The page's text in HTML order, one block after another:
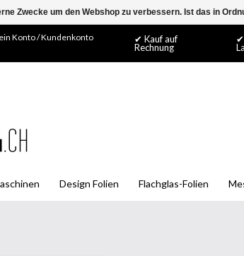
Konto / Kundenkonto
✔ Kauf auf
Rechnung
✔
Design Folien Flachglas-Folien
Zwecke um den Webshop zu verbessern. Ist das in